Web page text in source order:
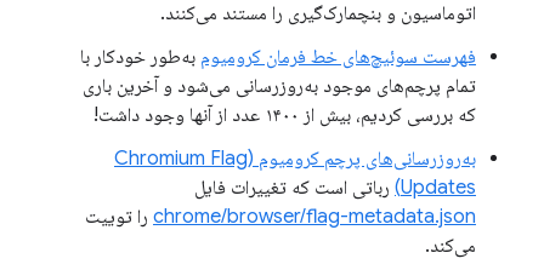
اتوماسیون و بنچمارک‌گیری را مستند می‌کنند.
فهرست سوئیچ‌های خط فرمان کرومیوم به‌طور خودکار با
تمام پرچم‌های موجود به‌روزرسانی می‌شود و آخرین باری
که بررسی کردیم، بیش از ۱۴۰۰ عدد از آنها وجود داشت!
به‌روزرسانی‌های پرچم کرومیوم (Chromium Flag
Updates) رباتی است که تغییرات فایل
chrome/browser/flag-metadata.json را توییت
می‌کند.